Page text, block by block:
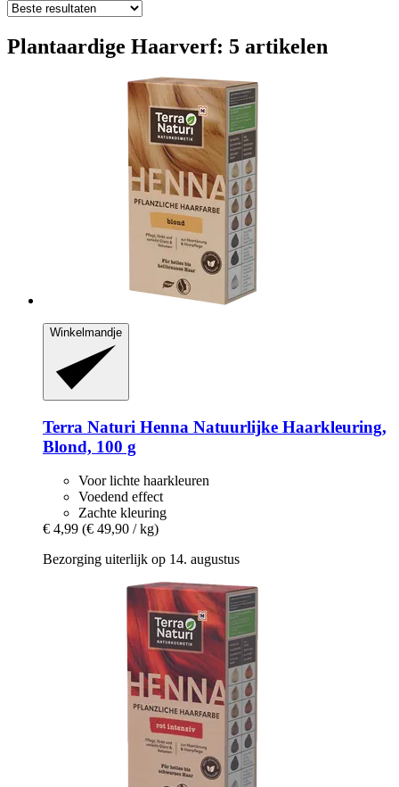
Plantaardige Haarverf: 5 artikelen
Winkelmandje
Terra Naturi Henna Natuurlijke Haarkleuring,
Blond, 100 g
Voor lichte haarkleuren
Voedend effect
Zachte kleuring
€ 4,99 (€ 49,90 / kg)
Bezorging uiterlijk op 14. augustus